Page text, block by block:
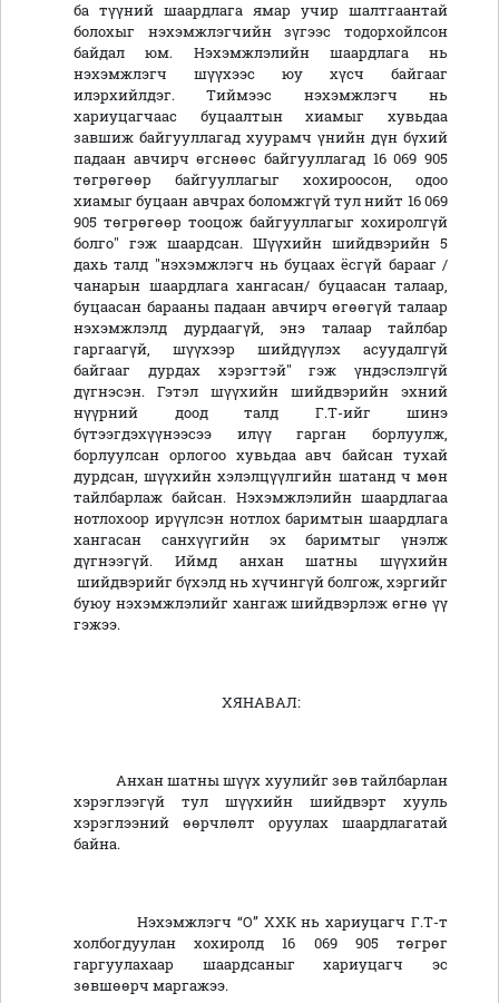
ба түүний шаардлага ямар учир шалтгаантай
болохыг нэхэмжлэгчийн зүгээс тодорхойлсон
байдал юм. Нэхэмжлэлийн шаардлага нь
нэхэмжлэгч шүүхээс юу хүсч байгааг
илэрхийлдэг. Тиймээс нэхэмжлэгч нь
хариуцагчаас буцаалтын хиамыг хувьдаа
завшиж байгууллагад хуурамч үнийн дүн бүхий
падаан авчирч өгснөөс байгууллагад 16 069 905
төгрөгөөр байгууллагыг хохироосон, одоо
хиамыг буцаан авчрах боломжгүй тул нийт 16 069
905 төгрөгөөр тооцож байгууллагыг хохиролгүй
болго" гэж шаардсан. Шүүхийн шийдвэрийн 5
дахь талд "нэхэмжлэгч нь буцаах ёсгүй барааг /
чанарын шаардлага хангасан/ буцаасан талаар,
буцаасан барааны падаан авчирч өгөөгүй талаар
нэхэмжлэлд дурдаагүй, энэ талаар тайлбар
гаргаагүй, шүүхээр шийдүүлэх асуудалгүй
байгааг дурдах хэрэгтэй" гэж үндэслэлгүй
дүгнэсэн. Гэтэл шүүхийн шийдвэрийн эхний
нүүрний доод талд Г.Т-ийг шинэ
бүтээгдэхүүнээсээ илүү гарган борлуулж,
борлуулсан орлогоо хувьдаа авч байсан тухай
дурдсан, шүүхийн хэлэлцүүлгийн шатанд ч мөн
тайлбарлаж байсан. Нэхэмжлэлийн шаардлагаа
нотлохоор ирүүлсэн нотлох баримтын шаардлага
хангасан санхүүгийн эх баримтыг үнэлж
дүгнээгүй. Иймд анхан шатны шүүхийн
шийдвэрийг бүхэлд нь хүчингүй болгож, хэргийг
буюу нэхэмжлэлийг хангаж шийдвэрлэж өгнө үү
гэжээ.
ХЯНАВАЛ:
Анхан шатны шүүх хуулийг зөв тайлбарлан
хэрэглээгүй тул шүүхийн шийдвэрт хууль
хэрэглээний өөрчлөлт оруулах шаардлагатай
байна.
Нэхэмжлэгч “О” ХХК нь хариуцагч Г.Т-т
холбогдуулан хохиролд 16 069 905 төгрөг
гаргуулахаар шаардсаныг хариуцагч эс
зөвшөөрч маргажээ.